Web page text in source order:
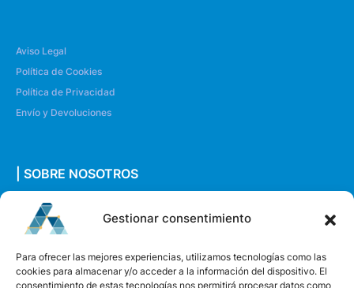
Gestionar consentimiento
Para ofrecer las mejores experiencias, utilizamos tecnologías como las
cookies para almacenar y/o acceder a la información del dispositivo. El
consentimiento de estas tecnologías nos permitirá procesar datos como
Aviso Legal
Política de Cookies
Política de Privacidad
Envío y Devoluciones
| SOBRE NOSOTROS
Quiénes somos
Envíanos un mensaje